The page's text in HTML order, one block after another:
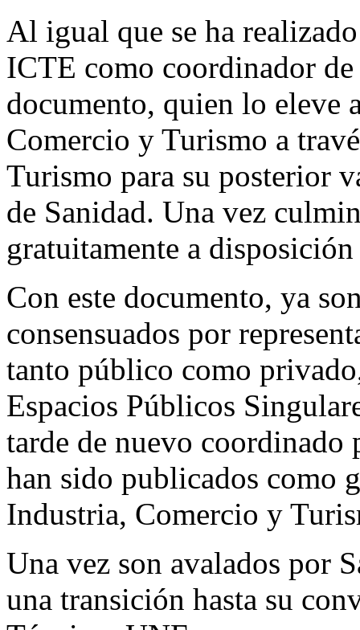
Al igual que se ha
ICTE como coordinador
documento, quien lo
Comercio y Turismo a
Turismo para su posterior
de Sanidad. Una vez
gratuitamente a
Con este documento, ya
consensuados por
tanto público como
Espacios Públicos
tarde de nuevo
han sido publicados como
Industria, Comercio y
Una vez son avalados por
una transición hasta su